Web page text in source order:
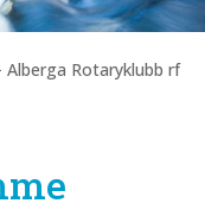
Alberga Rotaryklubb rf